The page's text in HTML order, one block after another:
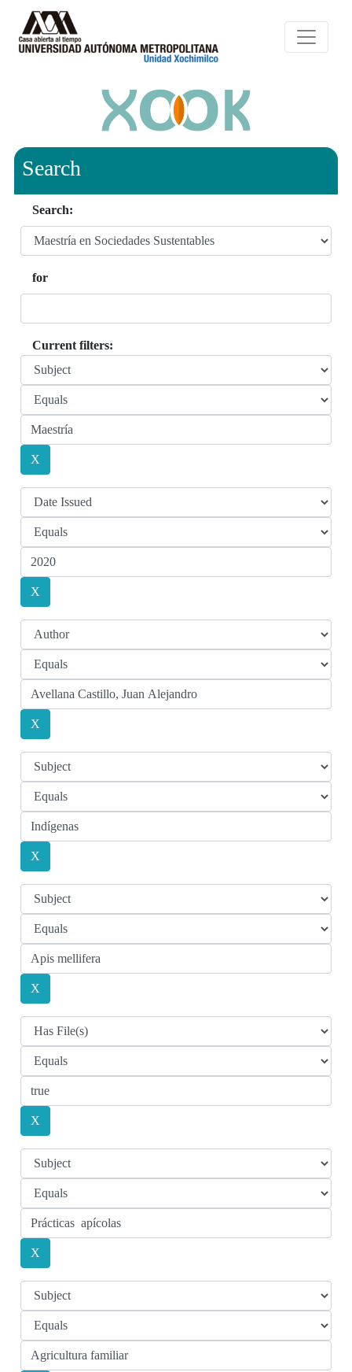
Search
Search:
for
Current filters: